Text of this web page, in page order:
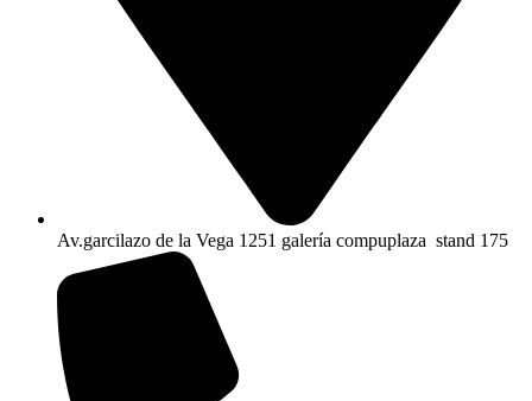
Av.garcilazo de la Vega 1251 galería compuplaza stand 175